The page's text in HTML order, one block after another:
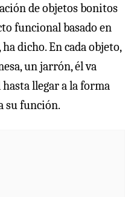
de objetos bonitos
funcional basado en
dicho. En cada objeto,
un jarrón, él va
llegar a la forma
su función.